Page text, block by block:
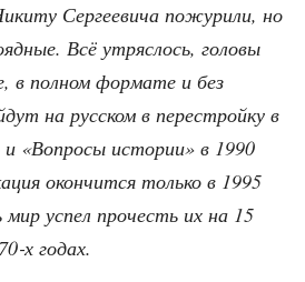
Сер­ге­е­ви­ча пожу­ри­ли, но
Всё утряс­лось, голо­вы
в пол­ном фор­ма­те и без
на рус­ском в пере­строй­ку в
«Вопро­сы исто­рии» в 1990
окон­чит­ся толь­ко в 1995
успел про­честь их на 15
годах.